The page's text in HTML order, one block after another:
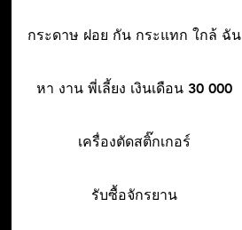
กระดาษ ฝอย กัน กระแทก ใกล้ ฉัน
หา งาน พี่เลี้ยง เงินเดือน 30 000
เครื่องตัดสติ๊กเกอร์
รับซื้อจักรยาน